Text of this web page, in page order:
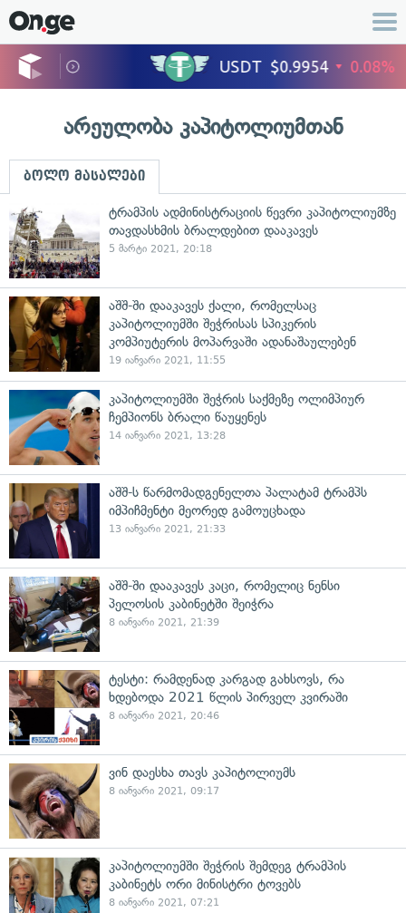
არეულობა კაპიტოლიუმთან
ბოლო მასალები
ტრამპის ადმინისტრაციის წევრი კაპიტოლიუმზე
თავდასხმის ბრალდებით დააკავეს
5 მარტი 2021, 20:18
აშშ-ში დააკავეს ქალი, რომელსაც
კაპიტოლიუმში შეჭრისას სპიკერის
კომპიუტერის მოპარვაში ადანაშაულებენ
19 იანვარი 2021, 11:55
კაპიტოლიუმში შეჭრის საქმეზე ოლიმპიურ
ჩემპიონს ბრალი წაუყენეს
14 იანვარი 2021, 13:28
აშშ-ს წარმომადგენელთა პალატამ ტრამპს
იმპიჩმენტი მეორედ გამოუცხადა
13 იანვარი 2021, 21:33
აშშ-ში დააკავეს კაცი, რომელიც ნენსი
პელოსის კაბინეტში შეიჭრა
8 იანვარი 2021, 21:39
ტესტი: რამდენად კარგად გახსოვს, რა
ხდებოდა 2021 წლის პირველ კვირაში
8 იანვარი 2021, 20:46
ვინ დაესხა თავს კაპიტოლიუმს
8 იანვარი 2021, 09:17
კაპიტოლიუმში შეჭრის შემდეგ ტრამპის
კაბინეტს ორი მინისტრი ტოვებს
8 იანვარი 2021, 07:21